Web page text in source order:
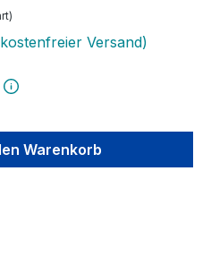
Versand)
Wert
Warenkorb